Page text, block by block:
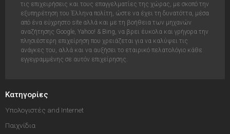
τις επιχειρήσεις και τους επαγγελματίες της χώρας, με σκοπό την
εξυπηρέτηση του Έλληνα πολίτη, ώστε να έχει τη δυνατόττα, μέσα
από ένα εύχρηστο site αλλά και με τη βοήθεια των μηχανών
αναζήτησης Google, Yahoo! & Bing, να βρει έυκολα και γρήγορα την
πλησιέστερη επιχείρηση που χρειάζεται για να καλύψει τις
ανάγκες του, αλλά και να αυξήσει το εταιρικό πελατολόγιο κάθε
εγγεγραμμένης σε αυτόν επιχείρησης.
Κατηγορίες
Υπολογιστές and Internet
Παιχνίδια